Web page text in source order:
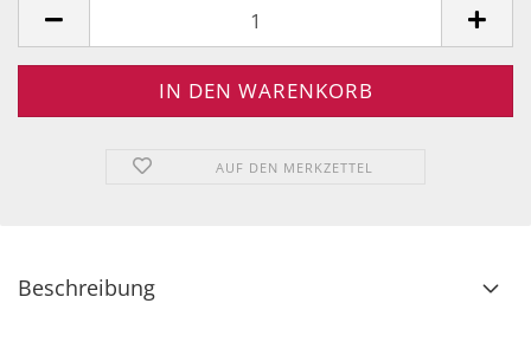
AUF DEN MERKZETTEL
Beschreibung